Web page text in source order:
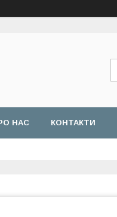
НАС КОНТАКТИ